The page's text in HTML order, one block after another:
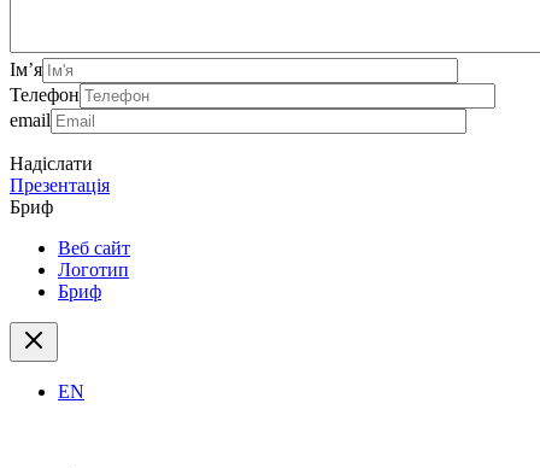
Ім’я
Телефон
email
Надіслати
Презентація
Бриф
Веб сайт
Логотип
Бриф
EN